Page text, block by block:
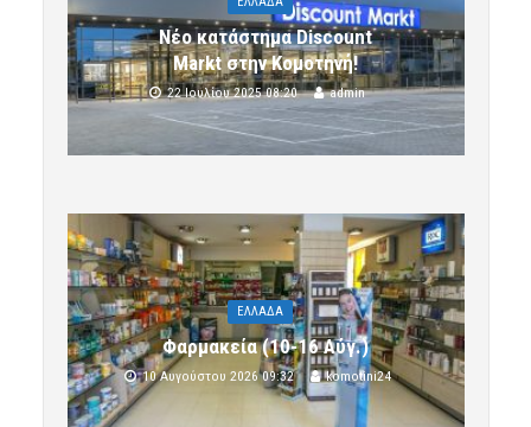
Νέο κατάστημα Discount
Markt στην Κομοτηνή!
22 Ιουλίου 2025 08:20 admin
ΕΛΛΑΔΑ
Φαρμακεία (10-16 Αύγ.)
10 Αυγούστου 2026 09:32 komotini24